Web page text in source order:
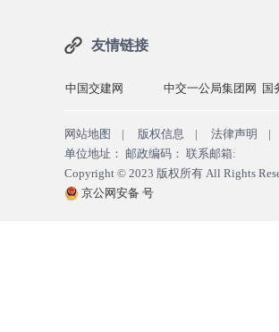
友情链接
中国交建网 中交一公局集团网 国
网站地图 | 版权信息 | 法律声明 |
单位地址： 邮政编码： 联系邮箱:
Copyright © 2023 版权所有 All Rights
京公网安备 号